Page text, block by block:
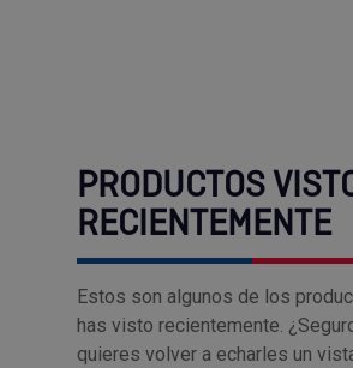
PRODUCTOS
RECIENTEMENTE
Estos son algunos de los
has visto recientemente.
quieres volver a echarles un